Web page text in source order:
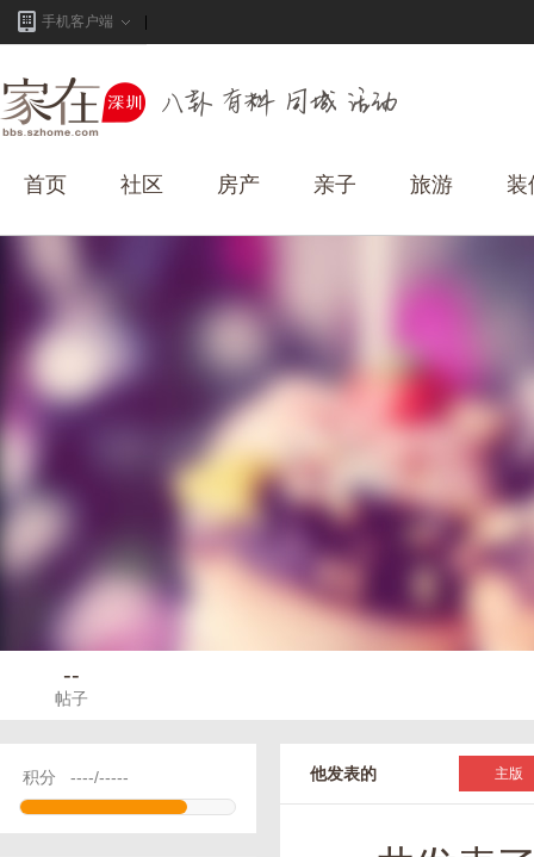
手机客户端
首页 社区 房产 亲子 旅游 装
--
帖子
积分 ----/----- 他发表的 主版